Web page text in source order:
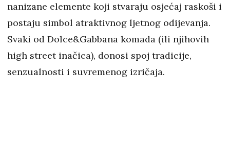
nanizane elemente koji stvaraju osjećaj raskoši i
postaju simbol atraktivnog ljetnog odijevanja.
Svaki od Dolce&Gabbana komada (ili njihovih
high street inačica), donosi spoj tradicije,
senzualnosti i suvremenog izričaja.